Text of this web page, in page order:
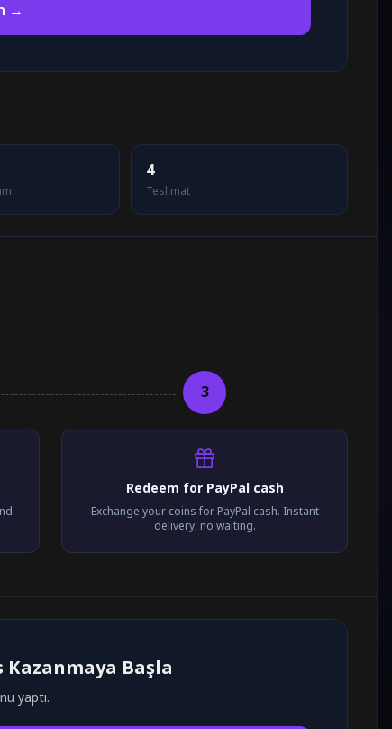
→
4
Teslimat
3
Redeem for PayPal cash
Exchange your coins for PayPal cash. Instant
delivery, no waiting.
Başla
yaptı.